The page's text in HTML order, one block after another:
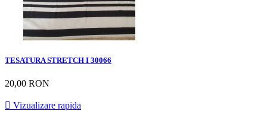
TESATURA STRETCH I 30066
20,00 RON
 Vizualizare rapida